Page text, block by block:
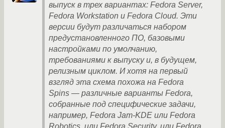
выпуск в трех вариантах: Fedora Server,
Fedora Workstation и Fedora Cloud. Эти
версии будут различаться набором
предустановленного ПО, базовыми
настройками по умолчанию,
требованиями к выпуску и, в будущем,
релизным циклом. И хотя на первый
взгляд эта схема похожа на Fedora
Spins — различные варианты Fedora,
собранные под специфические задачи,
например, Fedora Jam-KDE или Fedora